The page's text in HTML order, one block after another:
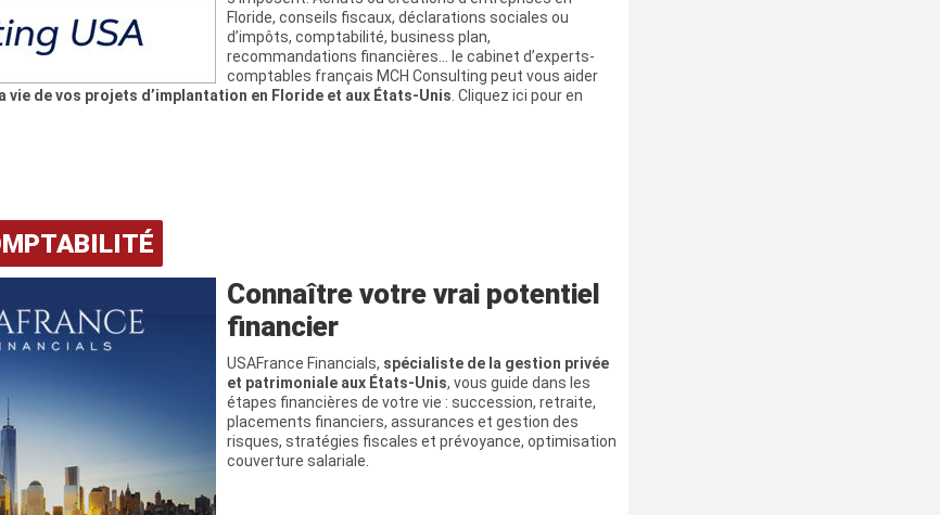
Floride, conseils fiscaux, déclarations sociales ou
d’impôts, comptabilité, business plan,
recommandations financières… le cabinet d’experts-
comptables français MCH Consulting peut vous aider
vie de vos projets d’implantation en Floride et aux États-Unis . Cliquez ici pour en
Connaître votre vrai potentiel
financier
USAFrance Financials, spécialiste de la gestion privée
et patrimoniale aux États-Unis, vous guide dans les
étapes financières de votre vie : succession, retraite,
placements financiers, assurances et gestion des
risques, stratégies fiscales et prévoyance, optimisation
couverture salariale.